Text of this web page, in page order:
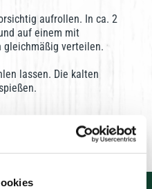
aufrollen. In ca. 2
auf einem mit
gleichmäßig verteilen.
lassen. Die kalten